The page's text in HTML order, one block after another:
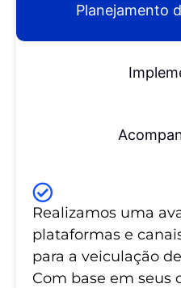
Planejamento
Realizamos uma
plataformas e
para a veiculação
Com base em seus